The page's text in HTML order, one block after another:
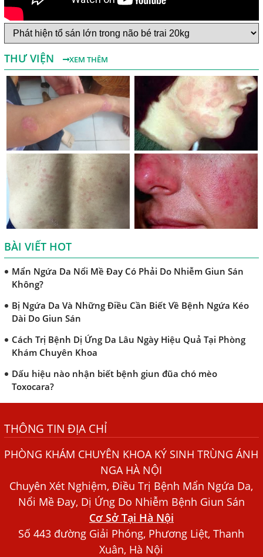
THƯ VIỆN XEM THÊM
BÀI VIẾT HOT
Một Số Điều Cần Biết Về Ký Sinh Trùng Demodex Trên Da
Người
Nguyên Nhân Và Tác Hại Của Bệnh Giun Chỉ Bạch Huyết
Chẩn Đoán Và Điều Trị Bệnh Echinococcus
Những Điều Cần Biết Về Giun Hình Ống
Chẩn Đoán Và Điều Trị Bệnh Amip Ở Não
Bệnh Sán Chó Dấu Hiệu Nhận Biết Và Thời Gian Trị Bệnh
Sán Chó
Trị Bệnh Sán Chó Có Khỏi Bệnh Ngứa Da Không?
TRIỆU CHỨNG GIUN SÁN CHÓ MÈO
Khi Trẻ Bị Dị Ứng Da Cần Làm Xét Nghiệm Gì Tìm Nguyên
Nhân Dị Ứng Da
Điều trị bệnh sán lá gan ở đâu?
Mẩn Ngứa Da Nổi Mề Đay Có Phải Do Nhiễm Giun Sán
Không?
Bị Ngứa Da Và Những Điều Cần Biết Về Bệnh Ngứa Kéo
Dài Do Giun Sán
Cách Trị Bệnh Dị Ứng Da Lâu Ngày Hiệu Quả Tại Phòng
Khám Chuyên Khoa
Dấu hiệu nào nhận biết bệnh giun đũa chó mèo
Toxocara?
Bệnh Chàm Và Những Yếu Tố Liên Quan Đến Bệnh Giun
Sán
Dấu Hiệu Ngứa Da, Dị Ứng, Nổi Mề Đay Do Nhiễm Sán
Bác sĩ Nguyễn Ngọc Ánh Phòng Khám Ánh Nga Đề Tài
Nghiên Cứu Khoa
Xét Nghiệm Giun Sán Gồm Những Loại Nào? Chi Phí Bao
THÔNG TIN ĐỊA CHỈ
PHÒNG KHÁM CHUYÊN KHOA KÝ SINH TRÙNG ÁNH
NGA HÀ NỘI
Chuyên Xét Nghiệm, Điều Trị Bệnh Mẩn Ngứa Da,
Nổi Mề Đay, Dị Ứng Do Nhiễm Bệnh Giun Sán
Cơ Sở Tại Hà Nội
Số 443 đường Giải Phóng, Phương Liệt, Thanh
Xuân, Hà Nội